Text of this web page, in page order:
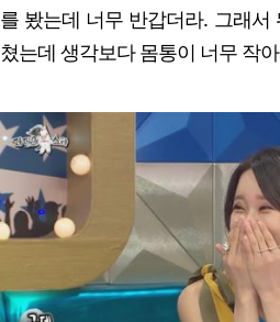
를 봤는데 너무 반갑더라. 그래
쳤는데 생각보다 몸통이 너무 작